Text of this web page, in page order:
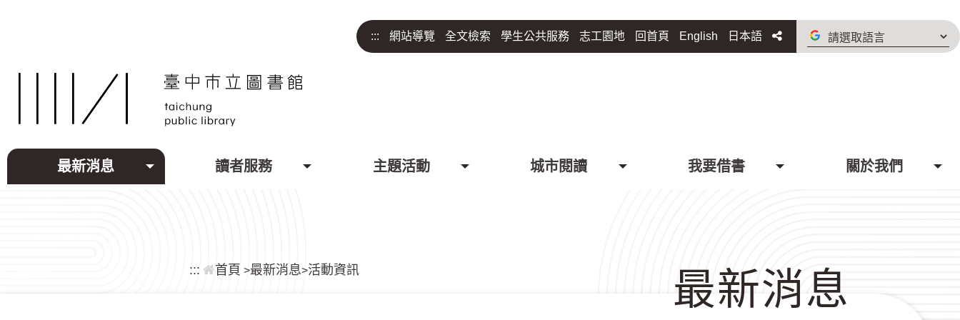
::: 網站導覽 全文檢索 學生公共服務 志工園地 回首頁 English 日本語 分享
請
選
最新消息 讀者服務 主題活動 城市閱讀 我要借書 關於我們
::: 首頁 >最新消息>活動資訊 最新消息